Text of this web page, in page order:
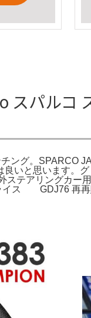
パルコ
ング。SPARCO
いと思います。
テアリングカ
イス GDJ76 再